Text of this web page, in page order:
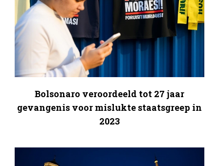
Bolsonaro veroordeeld tot 27 jaar
gevangenis voor mislukte staatsgreep in
2023